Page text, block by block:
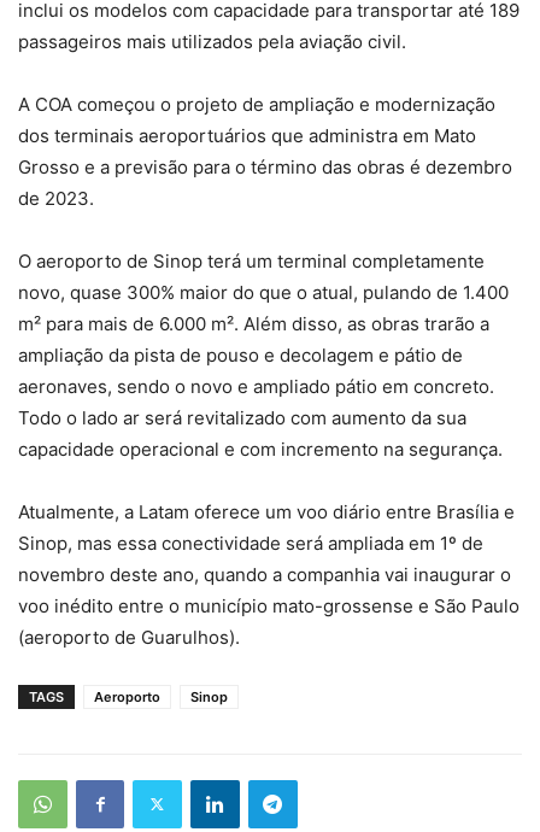
inclui os modelos com capacidade para transportar até 189
passageiros mais utilizados pela aviação civil.
A COA começou o projeto de ampliação e modernização
dos terminais aeroportuários que administra em Mato
Grosso e a previsão para o término das obras é dezembro
de 2023.
O aeroporto de Sinop terá um terminal completamente
novo, quase 300% maior do que o atual, pulando de 1.400
m² para mais de 6.000 m². Além disso, as obras trarão a
ampliação da pista de pouso e decolagem e pátio de
aeronaves, sendo o novo e ampliado pátio em concreto.
Todo o lado ar será revitalizado com aumento da sua
capacidade operacional e com incremento na segurança.
Atualmente, a Latam oferece um voo diário entre Brasília e
Sinop, mas essa conectividade será ampliada em 1º de
novembro deste ano, quando a companhia vai inaugurar o
voo inédito entre o município mato-grossense e São Paulo
(aeroporto de Guarulhos).
TAGS Aeroporto Sinop